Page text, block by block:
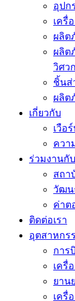
อุปก
เครื่
ผลิต
ผลิต
วิศว
ชิ้นส่
ผลิต
เกี่ยวกับ
เวือ
ควา
ร่วมงานกับ
สถา
วัฒน
ค่าต
ติดต่อเรา
อุตสาหกร
การ
เครื่
ยาน
เครื่